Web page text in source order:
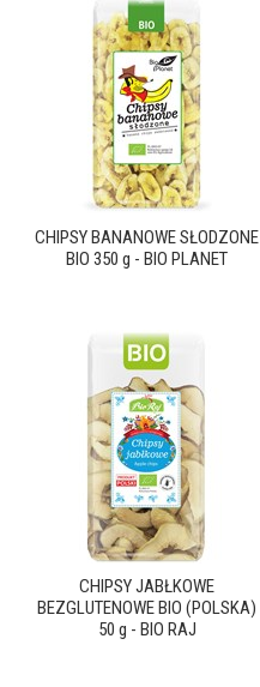
CHIPSY BANANOWE SŁODZONE
BIO 350 g - BIO PLANET
CHIPSY JABŁKOWE
BEZGLUTENOWE BIO (POLSKA)
50 g - BIO RAJ